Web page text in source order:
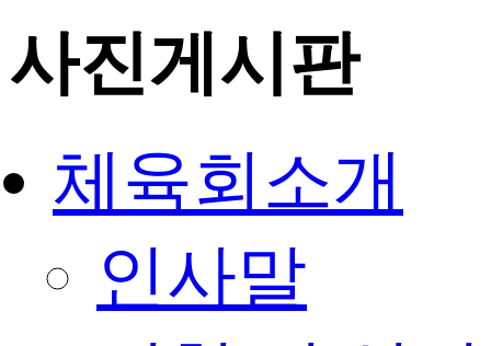
사진게시판
체육회소개
인사말